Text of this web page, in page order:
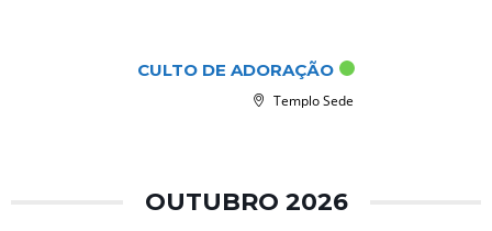
CULTO DE ADORAÇÃO
Templo Sede
OUTUBRO 2026